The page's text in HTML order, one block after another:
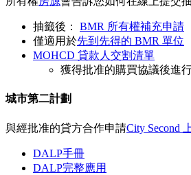
抽籤後： BMR 所有權補充申請
僅適用於先到先得的 BMR 單位
MOHCD 貸款人交割清單
獲得批准的購買協議後進
城市第二計劃
與經批准的貸方合作申請City Second
DALP手冊
DALP完整應用